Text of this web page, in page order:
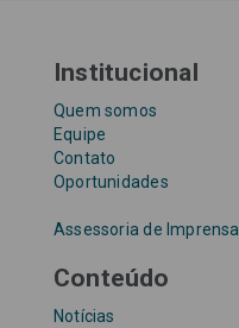
Institucional
Quem somos
Equipe
Contato
Oportunidades
Assessoria de Imprensa
Conteúdo
Notícias